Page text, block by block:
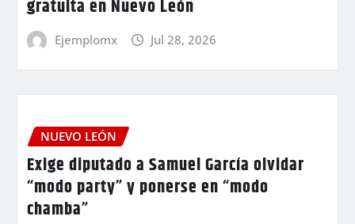
gratuita en Nuevo León
Ejemplomx Jul 28, 2026
NUEVO LEÓN
Exige diputado a Samuel García olvidar
“modo party” y ponerse en “modo
chamba”